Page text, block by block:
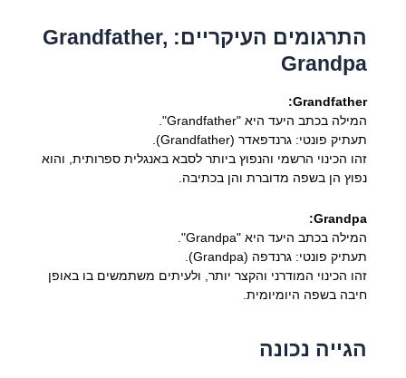
התרגומים העיקריים: Grandfather,
Grandpa
Grandfather:
המילה בכתב היעד היא "Grandfather".
תעתיק פונטי: גרנדפאדר (Grandfather).
זהו הכינוי הרשמי והנפוץ ביותר לסבא באנגלית ספרותית, והוא
נפוץ הן בשפה מדוברת והן בכתיבה.
Grandpa:
המילה בכתב היעד היא "Grandpa".
תעתיק פונטי: גרנדפה (Grandpa).
זהו הכינוי המודרני והקצר יותר, ולעיתים משתמשים בו באופן
חיבה בשפה היומיומית.
הגייה נכונה